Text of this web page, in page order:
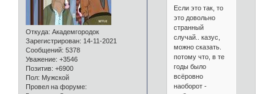
Откуда: Академгородок
Зарегистрирован: 14-11-2021
Сообщений: 5378
Уважение: +3546
Позитив: +6900
Пол: Мужской
Провел на форуме:
Если это так, то
это довольно
странный
случай.. казус,
можно сказать.
потому что, в те
годы было
всёровно
наоборот -